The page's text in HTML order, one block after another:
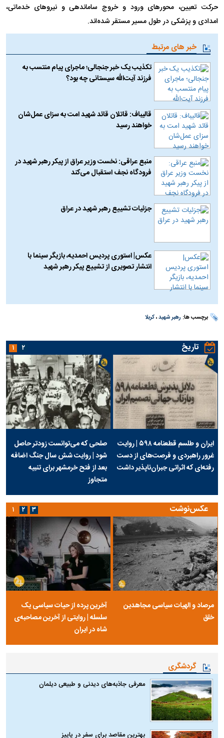
حرکت تعیین، محورهای ورود و خروج ساماندهی و نیروهای خدماتی،
امدادی و پزشکی در طول مسیر مستقر شده‌اند.
خبر های مرتبط
تکذیب یک خبر جنجالی؛ ماجرای پیام منتسب به
فرزند آیت‌الله سیستانی چه بود؟
قالیباف: قاتلان قائد شهید امت به سزای عمل‌شان
خواهند رسید
منبع عراقی: نخست وزیر عراق از پیکر رهبر شهید در
فرودگاه نجف استقبال می‌کند
جزئیات تشییع رهبر شهید در عراق
عکس| استوری پردیس احمدیه، بازیگر سینما با
انتشار تصویری از تشییع پیکر رهبر شهید
برچسب ها: رهبر شهید،کربلا
تاریخ
ایران و طلسم قطعنامه ۵۹۸ | روایت
غرور راهبردی و فرصت‌های از دست
رفته‌ای که اثراتی جبران‌ناپذیر داشت
صلحی که می‌توانست زودتر حاصل
شود | روایت شش سال جنگ اضافه
بعد از فتح خرمشهر برای تنبیه
متجاوز
۱ ۲
عکس‌نوشت
مرصاد و الهیات سیاسی مجاهدین
خلق
آخرین پرده از حیات سیاسی یک
سلسله | روایتی از آخرین مصاحبه‌ی
شاه در ایران
۱ ۲ ۳
گردشگری
معرفی جاذبه‌های دیدنی و طبیعی دیلمان
بهترین مقاصد برای سفر در پاییز